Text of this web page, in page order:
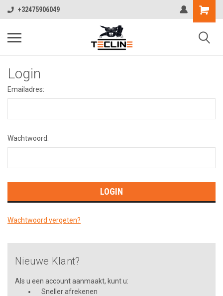
+32475906049
Login
Emailadres:
Wachtwoord:
Wachtwoord vergeten?
Nieuwe Klant?
Als u een account aanmaakt, kunt u:
Sneller afrekenen